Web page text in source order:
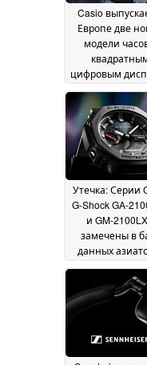
Casio
Европе две
модели
цифровым
23 May 2026
Утечка: Серии
G-Shock GA-
и GM-
замечены в
данных
2026